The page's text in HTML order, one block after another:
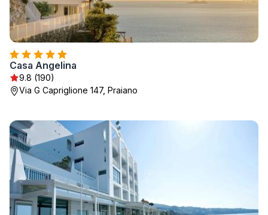
Casa Angelina
9.8 (190)
Via G Capriglione 147, Praiano